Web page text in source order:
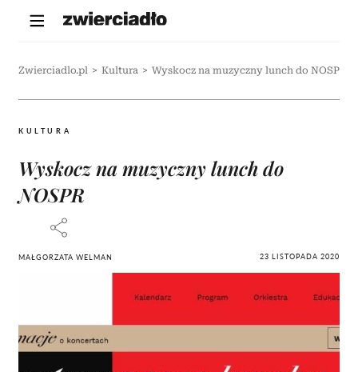
Zwierciadlo.pl > Kultura > Wyskocz na muzyczny lunch do NOSPR
KULTURA
Wyskocz na muzyczny lunch do
NOSPR
MAŁGORZATA WELMAN 23 LISTOPADA 2020